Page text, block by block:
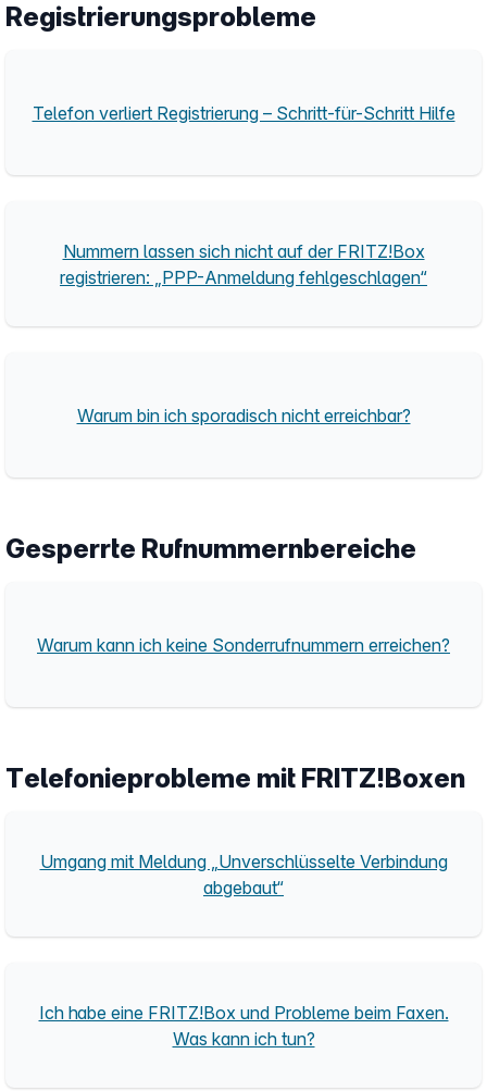
Registrierungsprobleme
Telefon verliert Registrierung – Schritt-für-Schritt Hilfe
Nummern lassen sich nicht auf der FRITZ!Box
registrieren: „PPP-Anmeldung fehlgeschlagen“
Warum bin ich sporadisch nicht erreichbar?
Gesperrte Rufnummernbereiche
Warum kann ich keine Sonderrufnummern erreichen?
Telefonieprobleme mit FRITZ!Boxen
Umgang mit Meldung „Unverschlüsselte Verbindung
abgebaut“
Ich habe eine FRITZ!Box und Probleme beim Faxen.
Was kann ich tun?